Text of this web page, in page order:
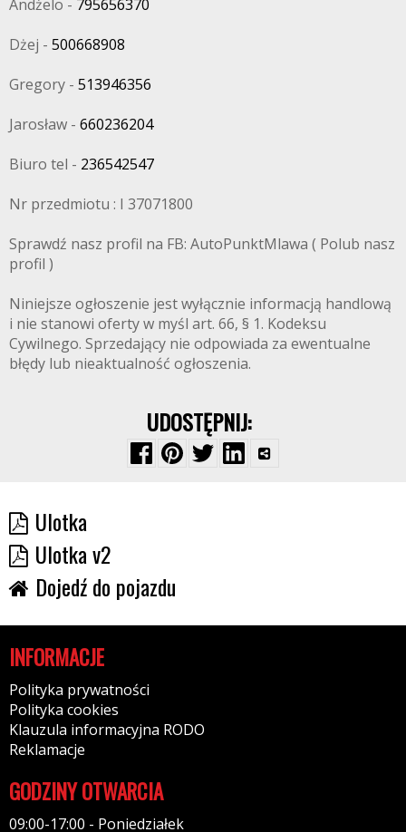
Andżelo - 795656370
Dżej - 500668908
Gregory - 513946356
Jarosław - 660236204
Biuro tel - 236542547
Nr przedmiotu : I 37071800
Sprawdź nasz profil na FB: AutoPunktMlawa ( Polub nasz
profil )
Niniejsze ogłoszenie jest wyłącznie informacją handlową
i nie stanowi oferty w myśl art. 66, § 1. Kodeksu
Cywilnego. Sprzedający nie odpowiada za ewentualne
błędy lub nieaktualność ogłoszenia.
UDOSTĘPNIJ:
Ulotka
Ulotka v2
Dojedź do pojazdu
INFORMACJE
Polityka prywatności
Polityka cookies
Klauzula informacyjna RODO
Reklamacje
GODZINY OTWARCIA
09:00-17:00 - Poniedziałek